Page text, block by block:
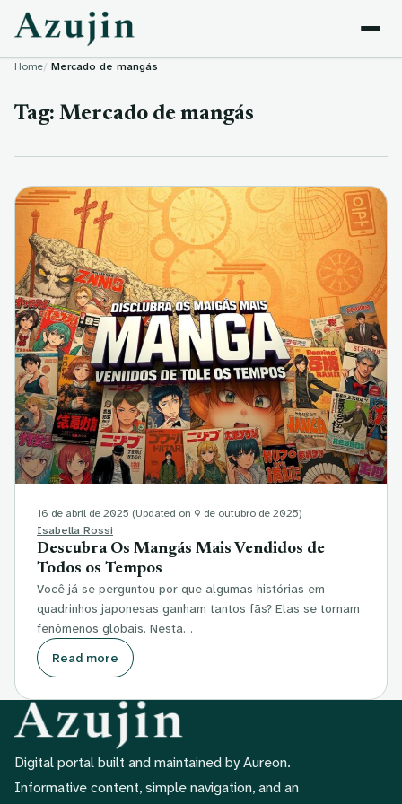
Skip to content
Home Mercado de mangás
Tag: Mercado de mangás
16 de abril de 2025 (Updated on 9 de outubro de 2025)
Isabella Rossi
Descubra Os Mangás Mais Vendidos de
Todos os Tempos
Você já se perguntou por que algumas histórias em
quadrinhos japonesas ganham tantos fãs? Elas se tornam
fenômenos globais. Nesta…
Read more
Digital portal built and maintained by Aureon.
Informative content, simple navigation, and an